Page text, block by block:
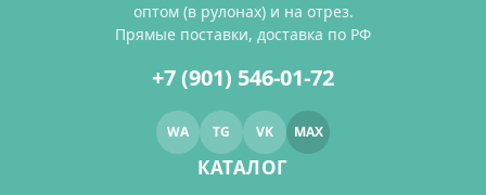
оптом (в рулонах) и на отрез.
Прямые поставки, доставка по РФ
+7 (901) 546-01-72
WA TG VK MAX
КАТАЛОГ